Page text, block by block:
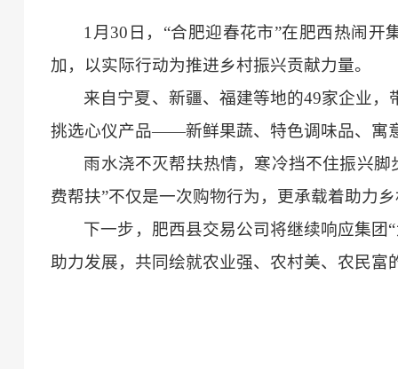
1月30日，“合肥迎春花市”在肥西热闹开
加，以实际行动为推进乡村振兴贡献力量。
来自宁夏、新疆、福建等地的49家企业，
挑选心仪产品——新鲜果蔬、特色调味品、寓
雨水浇不灭帮扶热情，寒冷挡不住振兴
费帮扶”不仅是一次购物行为，更承载着助力
下一步，肥西县交易公司将继续响应集团
助力发展，共同绘就农业强、农村美、农民富